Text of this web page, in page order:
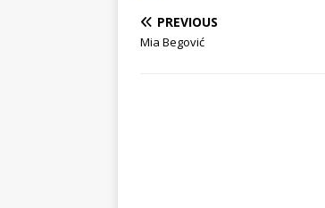
PREVIOUS
Mia Begović